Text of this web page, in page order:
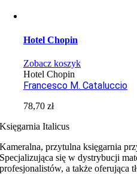
Hotel Chopin
Zobacz koszyk
Hotel Chopin
Francesco M. Cataluccio
78,70zł
Księgarnia Italicus
Kameralna, przytulna księgarnia
Specjalizująca się w dystrybucji
profesjonalistów, a także oferująca